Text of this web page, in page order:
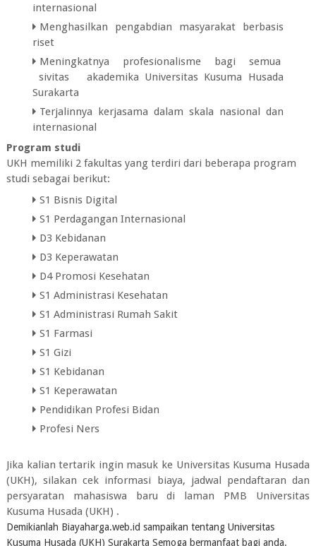
internasional
Menghasilkan pengabdian masyarakat berbasis
riset
Meningkatnya profesionalisme bagi semua
sivitas akademika Universitas Kusuma Husada
Surakarta
Terjalinnya kerjasama dalam skala nasional dan
internasional
Program studi
UKH memiliki 2 fakultas yang terdiri dari beberapa program
studi sebagai berikut:
S1 Bisnis Digital
S1 Perdagangan Internasional
D3 Kebidanan
D3 Keperawatan
D4 Promosi Kesehatan
S1 Administrasi Kesehatan
S1 Administrasi Rumah Sakit
S1 Farmasi
S1 Gizi
S1 Kebidanan
S1 Keperawatan
Pendidikan Profesi Bidan
Profesi Ners
Jika kalian tertarik ingin masuk ke Universitas Kusuma Husada
(UKH), silakan cek informasi biaya, jadwal pendaftaran dan
persyaratan mahasiswa baru di laman PMB Universitas
Kusuma Husada (UKH) .
Demikianlah Biayaharga.web.id sampaikan tentang Universitas
Kusuma Husada (UKH) Surakarta Semoga bermanfaat bagi anda.